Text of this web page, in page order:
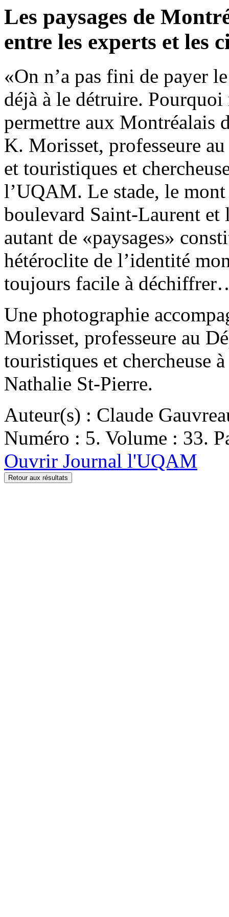
Les paysages de
entre les experts et les
«On n’a pas fini de payer
déjà à le détruire.
permettre aux Montréalais
K. Morisset, professeure
et touristiques et
l’UQAM. Le stade, le
boulevard Saint-Laurent
autant de «paysages»
hétéroclite de l’identité
toujours facile à
Une photographie
Morisset, professeure au
touristiques et chercheuse
Nathalie St-Pierre.
Auteur(s) : Claude
Numéro : 5. Volume : 33.
Ouvrir Journal l'UQAM
Retour aux résultats